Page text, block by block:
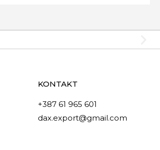
KONTAKT
+387 61 965 601
dax.export@gmail.com